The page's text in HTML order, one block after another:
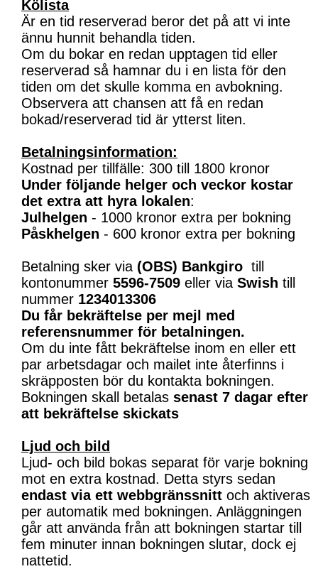
Kölista
Är en tid reserverad beror det på att vi inte
ännu hunnit behandla tiden.
Om du bokar en redan upptagen tid eller
reserverad så hamnar du i en lista för den
tiden om det skulle komma en avbokning.
Observera att chansen att få en redan
bokad/reserverad tid är ytterst liten.
Betalningsinformation:
Kostnad per tillfälle: 300 till 1800 kronor
Under följande helger och veckor kostar
det extra att hyra lokalen:
Julhelgen - 1000 kronor extra per bokning
Påskhelgen - 600 kronor extra per bokning
Betalning sker via (OBS) Bankgiro till
kontonummer 5596-7509 eller via Swish till
nummer 1234013306
Du får bekräftelse per mejl med
referensnummer för betalningen.
Om du inte fått bekräftelse inom en eller ett
par arbetsdagar och mailet inte återfinns i
skräpposten bör du kontakta bokningen.
Bokningen skall betalas senast 7 dagar efter
att bekräftelse skickats
Ljud och bild
Ljud- och bild bokas separat för varje bokning
mot en extra kostnad. Detta styrs sedan
endast via ett webbgränssnitt och aktiveras
per automatik med bokningen. Anläggningen
går att använda från att bokningen startar till
fem minuter innan bokningen slutar, dock ej
nattetid.